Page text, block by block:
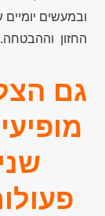
ובמעשים יומיים
החזון וההבטחה.
גם